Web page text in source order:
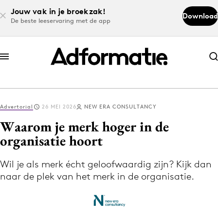
Jouw vak in je broekzak!
De beste leeservaring met de app
Download
Abonneer nu
Abonneer nu
Log in
Volg het laatste nieuws via de Adformatie
Nieuws app
Advertorial 26 MEI 2026 NEW ERA CONSULTANCY
Waarom je merk hoger in de
organisatie hoort
Wil je als merk écht geloofwaardig zijn? Kijk dan
naar de plek van het merk in de organisatie.